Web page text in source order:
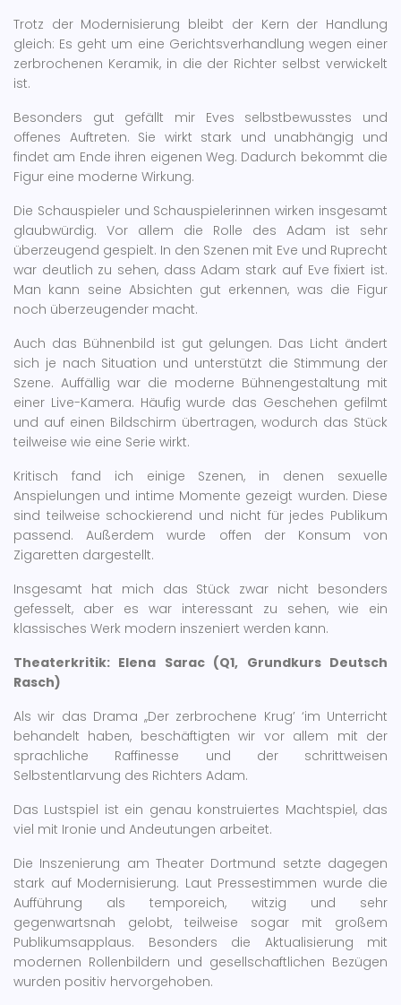
Trotz der Modernisierung bleibt der Kern der Handlung
gleich: Es geht um eine Gerichtsverhandlung wegen einer
zerbrochenen Keramik, in die der Richter selbst verwickelt
ist.
Besonders gut gefällt mir Eves selbstbewusstes und
offenes Auftreten. Sie wirkt stark und unabhängig und
findet am Ende ihren eigenen Weg. Dadurch bekommt die
Figur eine moderne Wirkung.
Die Schauspieler und Schauspielerinnen wirken insgesamt
glaubwürdig. Vor allem die Rolle des Adam ist sehr
überzeugend gespielt. In den Szenen mit Eve und Ruprecht
war deutlich zu sehen, dass Adam stark auf Eve fixiert ist.
Man kann seine Absichten gut erkennen, was die Figur
noch überzeugender macht.
Auch das Bühnenbild ist gut gelungen. Das Licht ändert
sich je nach Situation und unterstützt die Stimmung der
Szene. Auffällig war die moderne Bühnengestaltung mit
einer Live-Kamera. Häufig wurde das Geschehen gefilmt
und auf einen Bildschirm übertragen, wodurch das Stück
teilweise wie eine Serie wirkt.
Kritisch fand ich einige Szenen, in denen sexuelle
Anspielungen und intime Momente gezeigt wurden. Diese
sind teilweise schockierend und nicht für jedes Publikum
passend. Außerdem wurde offen der Konsum von
Zigaretten dargestellt.
Insgesamt hat mich das Stück zwar nicht besonders
gefesselt, aber es war interessant zu sehen, wie ein
klassisches Werk modern inszeniert werden kann.
Theaterkritik: Elena Sarac (Q1, Grundkurs Deutsch
Rasch)
Als wir das Drama ,,Der zerbrochene Krug’ ‘im Unterricht
behandelt haben, beschäftigten wir vor allem mit der
sprachliche Raffinesse und der schrittweisen
Selbstentlarvung des Richters Adam.
Das Lustspiel ist ein genau konstruiertes Machtspiel, das
viel mit Ironie und Andeutungen arbeitet.
Die Inszenierung am Theater Dortmund setzte dagegen
stark auf Modernisierung. Laut Pressestimmen wurde die
Aufführung als temporeich, witzig und sehr
gegenwartsnah gelobt, teilweise sogar mit großem
Publikumsapplaus. Besonders die Aktualisierung mit
modernen Rollenbildern und gesellschaftlichen Bezügen
wurden positiv hervorgehoben.